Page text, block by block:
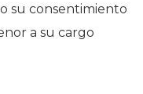
su consentimiento
a su cargo